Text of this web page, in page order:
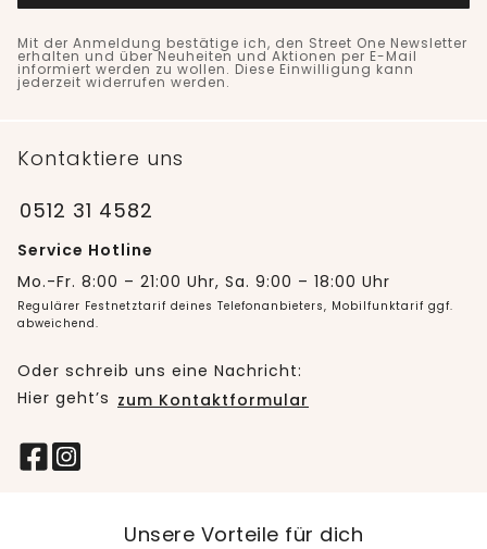
Mit der Anmeldung bestätige ich, den Street One Newsletter
erhalten und über Neuheiten und Aktionen per E-Mail
informiert werden zu wollen. Diese Einwilligung kann
jederzeit widerrufen werden.
Kontaktiere uns
0512 31 4582
Service Hotline
Mo.-Fr. 8:00 – 21:00 Uhr, Sa. 9:00 – 18:00 Uhr
Regulärer Festnetztarif deines Telefonanbieters, Mobilfunktarif ggf.
abweichend.
Oder schreib uns eine Nachricht:
Hier geht’s zum Kontaktformular
Unsere Vorteile für dich